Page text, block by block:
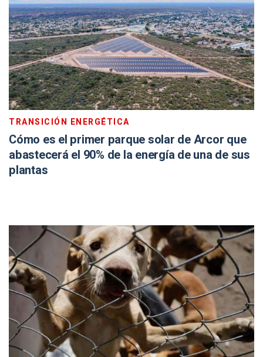
TRANSICIÓN ENERGÉTICA
Cómo es el primer parque solar de Arcor que
abastecerá el 90% de la energía de una de sus
plantas